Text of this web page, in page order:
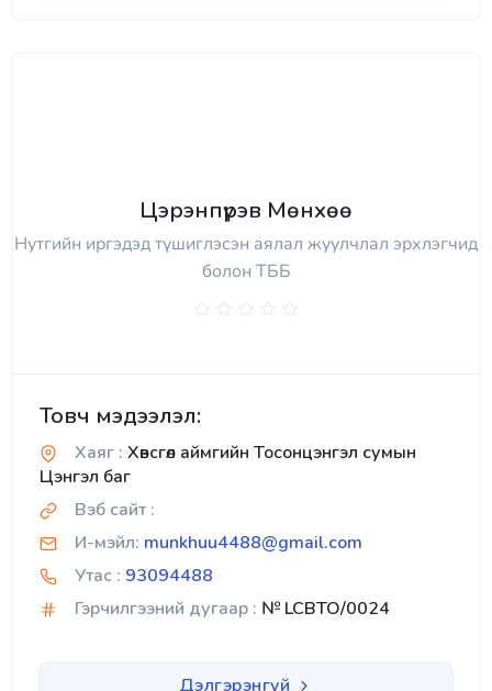
Цэрэнпүрэв Мөнхөө
Нутгийн иргэдэд түшиглэсэн аялал жуулчлал эрхлэгчид
болон ТББ
Товч мэдээлэл:
Хаяг : Хөвсгөл аймгийн Тосонцэнгэл сумын
Цэнгэл баг
Вэб сайт :
И-мэйл: munkhuu4488@gmail.com
Утас : 93094488
Гэрчилгээний дугаар : № LCBTO/0024
Дэлгэрэнгүй